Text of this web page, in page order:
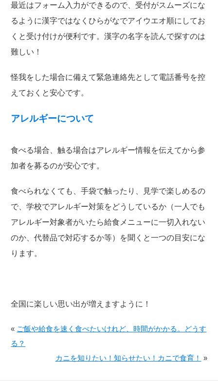
最近はフォーム入力ができるので、受付がスムーズにな
るように漢字ではなくひらがなでアイウエオ順にしてお
くと受け付けが便利です。漢字の名字を読んで探すのは
難しい！
怪我をした場合に備えて緊急連絡先として電話番号を控
えておくと安心です。
アレルギーについて
食べる場合、触る場合はアレルギー情報を伝えてから参
加者を募るのが安心です。
食べられなくても、手袋で触ったり、見学で楽しめるの
で、学校でアレルギー対策をどうしているか（一人でも
アレルギー対象者がいたら給食メニューに一切入れない
のか、代替品で対応するか等）を聞くと一つの目安にな
ります。
全国に楽しい思い出が増えますように！
« ご飯や給食を速く食べたいけれど、時間がかかる。どうす
る？
カニを知りたい！知らせたい！カニで食育！ »